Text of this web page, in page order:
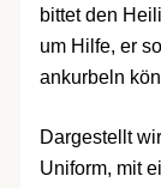
bittet den
um Hilfe, er
ankurbeln
Dargestellt
Uniform, mit